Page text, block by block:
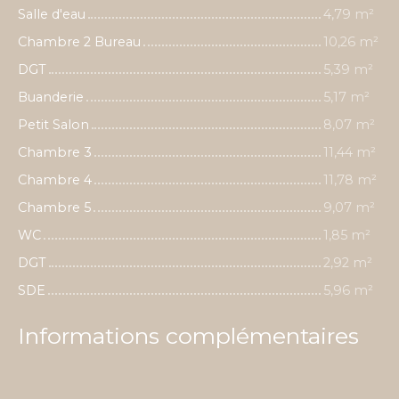
Salle d'eau
4,79 m²
Chambre 2 Bureau
10,26 m²
DGT
5,39 m²
Buanderie
5,17 m²
Petit Salon
8,07 m²
Chambre 3
11,44 m²
Chambre 4
11,78 m²
Chambre 5
9,07 m²
WC
1,85 m²
DGT
2,92 m²
SDE
5,96 m²
Informations complémentaires